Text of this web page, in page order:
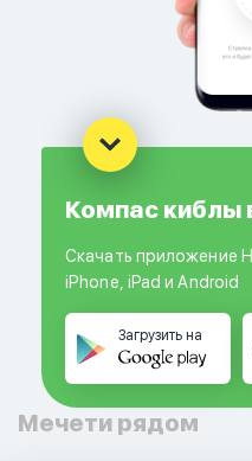
Компас киблы
Скачать приложение
iPhone, iPad и Android
Загрузить на
Мечети рядом